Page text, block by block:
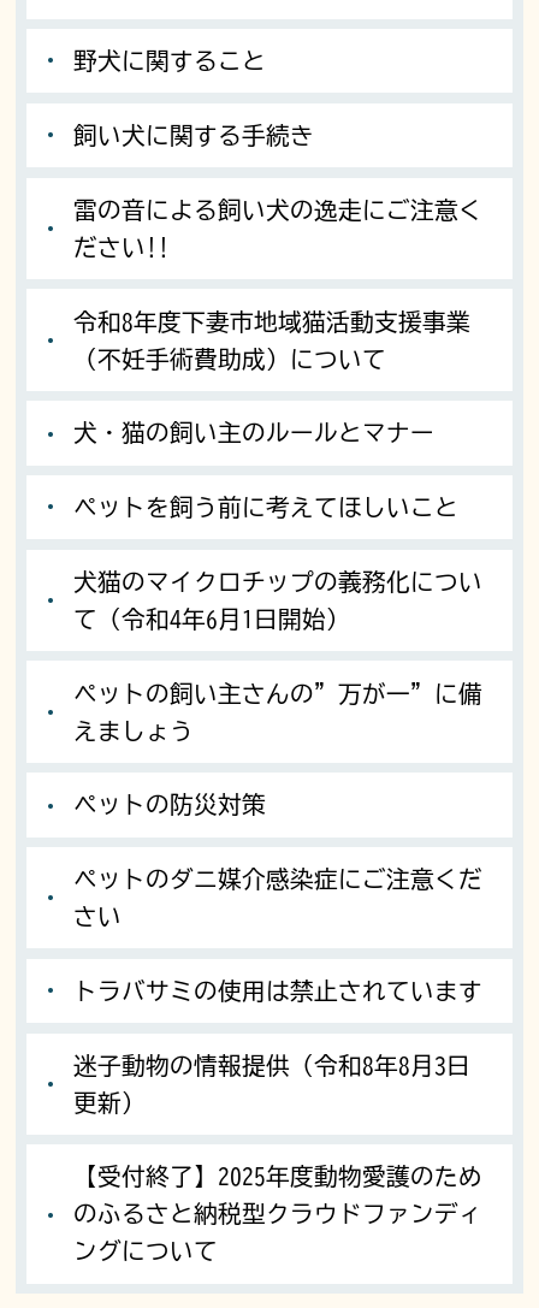
野犬に関すること
飼い犬に関する手続き
雷の音による飼い犬の逸走にご注意く
ださい!!
令和8年度下妻市地域猫活動支援事業
（不妊手術費助成）について
犬・猫の飼い主のルールとマナー
ペットを飼う前に考えてほしいこと
犬猫のマイクロチップの義務化につい
て（令和4年6月1日開始）
ペットの飼い主さんの”万が一”に備
えましょう
ペットの防災対策
ペットのダニ媒介感染症にご注意くだ
さい
トラバサミの使用は禁止されています
迷子動物の情報提供（令和8年8月3日
更新）
【受付終了】2025年度動物愛護のため
のふるさと納税型クラウドファンディ
ングについて